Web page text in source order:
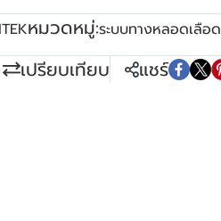
หมวดหมู่:ระบบทางหลอดเลือด
เปรียบเทียบ แชร์